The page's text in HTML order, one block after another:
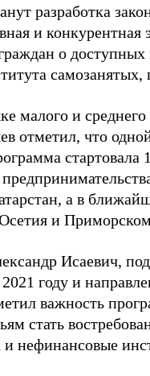
разработка
и конкурентная
о
самозанятых,
малого и среднего
отметил, что
стартовала
а в
и
Исаевич,
году и
важность
стать
и нефинансовые